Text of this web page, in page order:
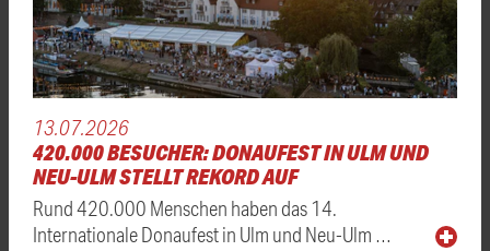
13.07.2026
420.000 BESUCHER: DONAUFEST IN ULM UND
NEU-ULM STELLT REKORD AUF
Rund 420.000 Menschen haben das 14.
Internationale Donaufest in Ulm und Neu-Ulm …